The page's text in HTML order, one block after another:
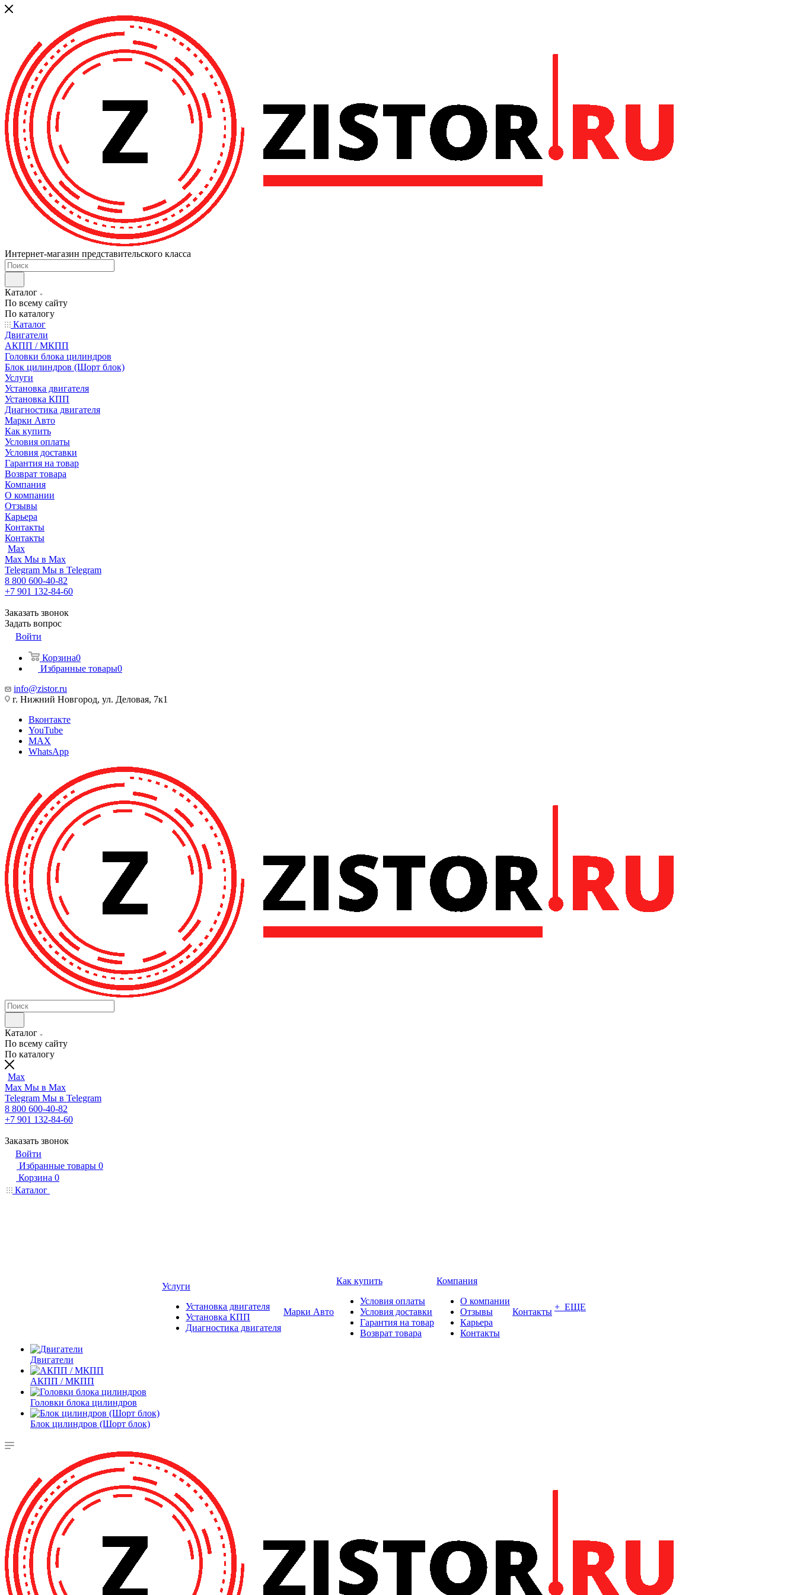
Интернет-магазин представительского класса
Каталог
По всему сайту
По каталогу
Каталог
Двигатели
АКПП / МКПП
Головки блока цилиндров
Блок цилиндров (Шорт блок)
Услуги
Установка двигателя
Установка КПП
Диагностика двигателя
Марки Авто
Как купить
Условия оплаты
Условия доставки
Гарантия на товар
Возврат товара
Компания
О компании
Отзывы
Карьера
Контакты
Контакты
Max
Max Мы в Max
Telegram Мы в Telegram
8 800 600-40-82
+7 901 132-84-60
Заказать звонок
Задать вопрос
Войти
Корзина0
Избранные товары0
info@zistor.ru
г. Нижний Новгород, ул. Деловая, 7к1
Вконтакте
YouTube
MAX
WhatsApp
Каталог
По всему сайту
По каталогу
Max
Max Мы в Max
Telegram Мы в Telegram
8 800 600-40-82
+7 901 132-84-60
Заказать звонок
Войти
Избранные товары 0
Корзина 0
Каталог
Двигатели
АКПП / МКПП
Головки блока цилиндров
Блок цилиндров (Шорт блок)
Услуги
Установка двигателя
Установка КПП
Диагностика двигателя
Марки Авто
Как купить
Условия оплаты
Условия доставки
Гарантия на товар
Возврат товара
Компания
О компании
Отзывы
Карьера
Контакты
Контакты + ЕЩЕ